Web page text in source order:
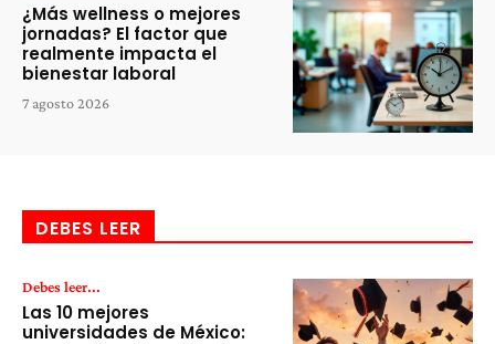
¿Más wellness o mejores
jornadas? El factor que
realmente impacta el
bienestar laboral
7 agosto 2026
DEBES LEER
Debes leer...
Las 10 mejores
universidades de México: